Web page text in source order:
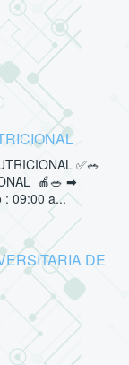
✅🥗
🍎🥗 ➡
: 09:00 a...
DE